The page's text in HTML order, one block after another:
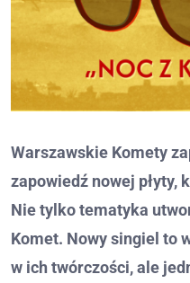
Warszawskie Komety
zapowiedź nowej płyty,
Nie tylko tematyka
Komet. Nowy singiel to
w ich twórczości, ale